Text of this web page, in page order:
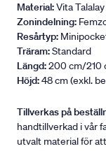
Material:Vita
Zonindelning:
Resårtyp:
Träram:Standard
Längd:200 cm/210
Höjd:48 cm (exkl.
Tillverkas på
handtillverkad i vår
utvalt material för